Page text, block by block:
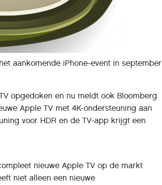
aankomende iPhone-event in september
opgedoken en nu meldt ook Bloomberg
Apple TV met 4K-ondersteuning aan
voor HDR en de TV-app krijgt een
nieuwe Apple TV op de markt
niet alleen een nieuwe